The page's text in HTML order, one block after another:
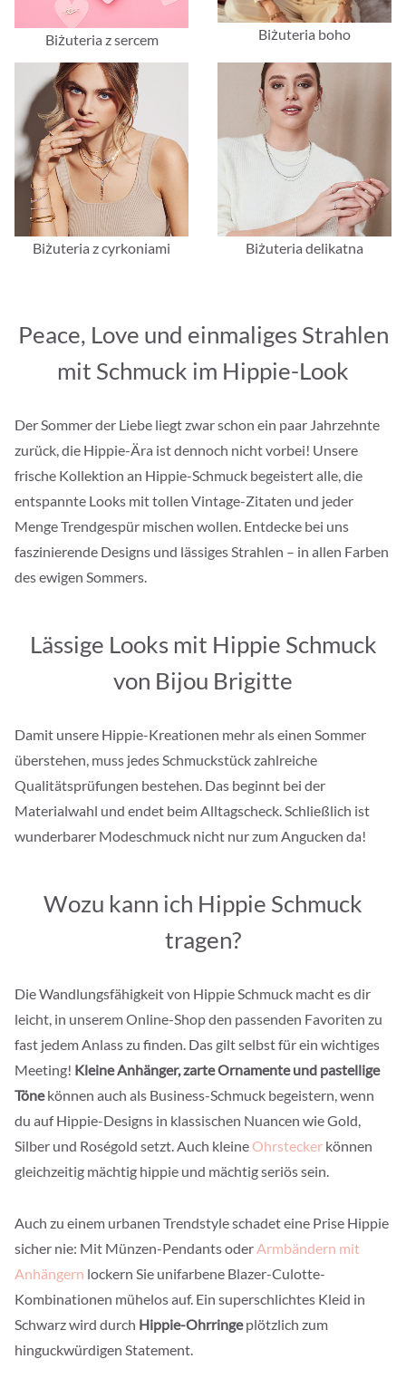
Biżuteria z sercem Biżuteria boho
Biżuteria z cyrkoniami Biżuteria delikatna
Peace, Love und einmaliges Strahlen
mit Schmuck im Hippie-Look
Der Sommer der Liebe liegt zwar schon ein paar Jahrzehnte
zurück, die Hippie-Ära ist dennoch nicht vorbei! Unsere
frische Kollektion an Hippie-Schmuck begeistert alle, die
entspannte Looks mit tollen Vintage-Zitaten und jeder
Menge Trendgespür mischen wollen. Entdecke bei uns
faszinierende Designs und lässiges Strahlen – in allen Farben
des ewigen Sommers.
Lässige Looks mit Hippie Schmuck
von Bijou Brigitte
Damit unsere Hippie-Kreationen mehr als einen Sommer
überstehen, muss jedes Schmuckstück zahlreiche
Qualitätsprüfungen bestehen. Das beginnt bei der
Materialwahl und endet beim Alltagscheck. Schließlich ist
wunderbarer Modeschmuck nicht nur zum Angucken da!
Wozu kann ich Hippie Schmuck
tragen?
Die Wandlungsfähigkeit von Hippie Schmuck macht es dir
leicht, in unserem Online-Shop den passenden Favoriten zu
fast jedem Anlass zu finden. Das gilt selbst für ein wichtiges
Meeting! Kleine Anhänger, zarte Ornamente und pastellige
Tönekönnen auch als Business-Schmuck begeistern, wenn
du auf Hippie-Designs in klassischen Nuancen wie Gold,
Silber und Roségold setzt. Auch kleine Ohrstecker können
gleichzeitig mächtig hippie und mächtig seriös sein.
Auch zu einem urbanen Trendstyle schadet eine Prise Hippie
sicher nie: Mit Münzen-Pendants oderArmbändern mit
Anhängern lockern Sie unifarbene Blazer-Culotte-
Kombinationen mühelos auf. Ein superschlichtes Kleid in
Schwarz wird durch Hippie-Ohrringeplötzlich zum
hinguckwürdigen Statement.